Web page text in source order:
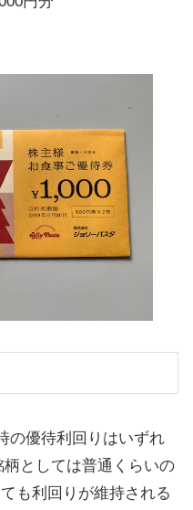
の優待利回りはいずれ
としては普通くらいの
も利回りが維持される